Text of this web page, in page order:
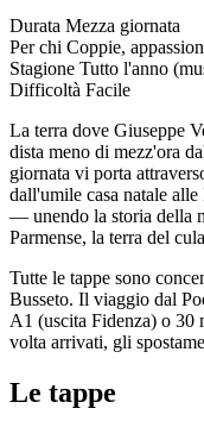
Durata Mezza giornata
Per chi Coppie,
Stagione Tutto l'anno
Difficoltà Facile
La terra dove Giuseppe
dista meno di mezz'ora
giornata vi porta
dall'umile casa natale
— unendo la storia della
Parmense, la terra del
Tutte le tappe sono
Busseto. Il viaggio dal
A1 (uscita Fidenza) o 30
volta arrivati, gli
Le tappe